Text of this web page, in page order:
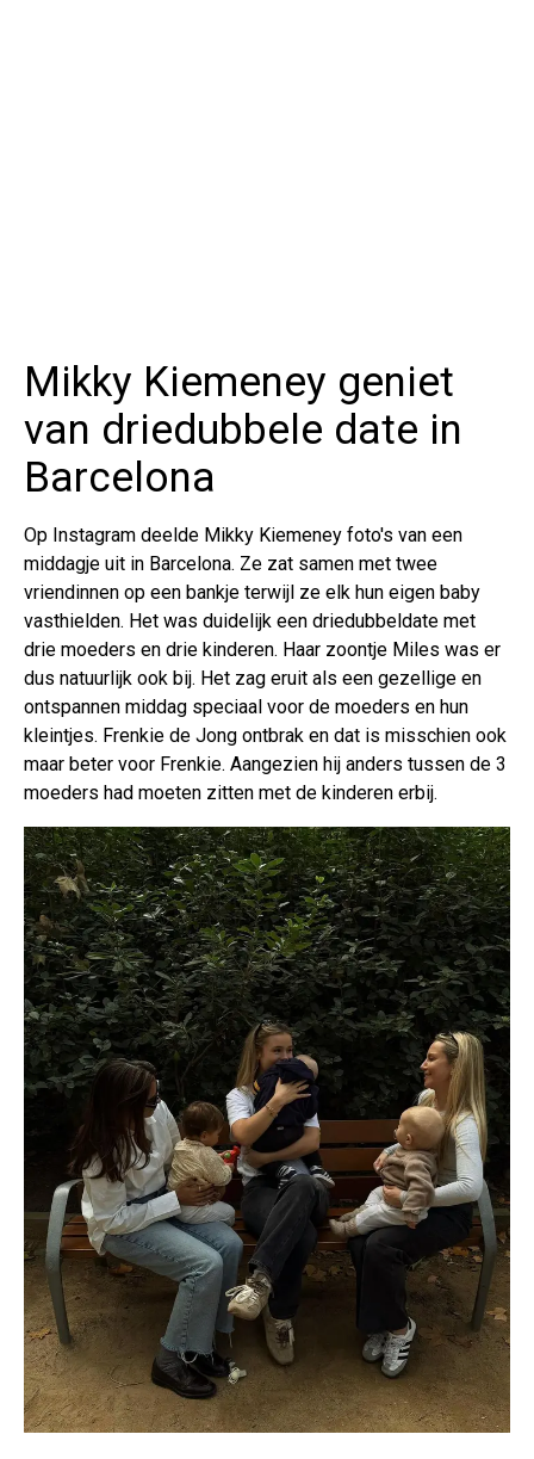
Mikky Kiemeney geniet
van driedubbele date in
Barcelona
Op Instagram deelde Mikky Kiemeney foto's van een
middagje uit in Barcelona. Ze zat samen met twee
vriendinnen op een bankje terwijl ze elk hun eigen baby
vasthielden. Het was duidelijk een driedubbeldate met
drie moeders en drie kinderen. Haar zoontje Miles was er
dus natuurlijk ook bij. Het zag eruit als een gezellige en
ontspannen middag speciaal voor de moeders en hun
kleintjes. Frenkie de Jong ontbrak en dat is misschien ook
maar beter voor Frenkie. Aangezien hij anders tussen de 3
moeders had moeten zitten met de kinderen erbij.